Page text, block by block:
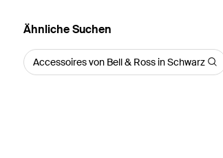
Ähnliche Suchen
Accessoires von Bell & Ross in Schwarz